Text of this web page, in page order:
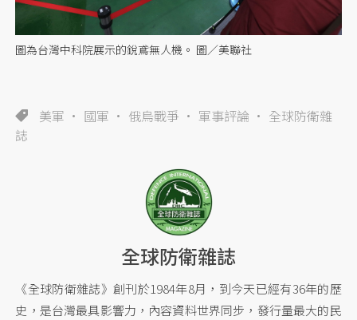
圖為台灣中科院展示的銳鳶無人機。 圖／美聯社
美軍 國軍 俄烏戰爭 軍事評論
全球防衛雜
誌
全球防衛雜誌
《全球防衛雜誌》創刊於1984年8月，到今天已經有36年的歷
史，是台灣最具影響力，內容資料世界同步，發行量最大的民